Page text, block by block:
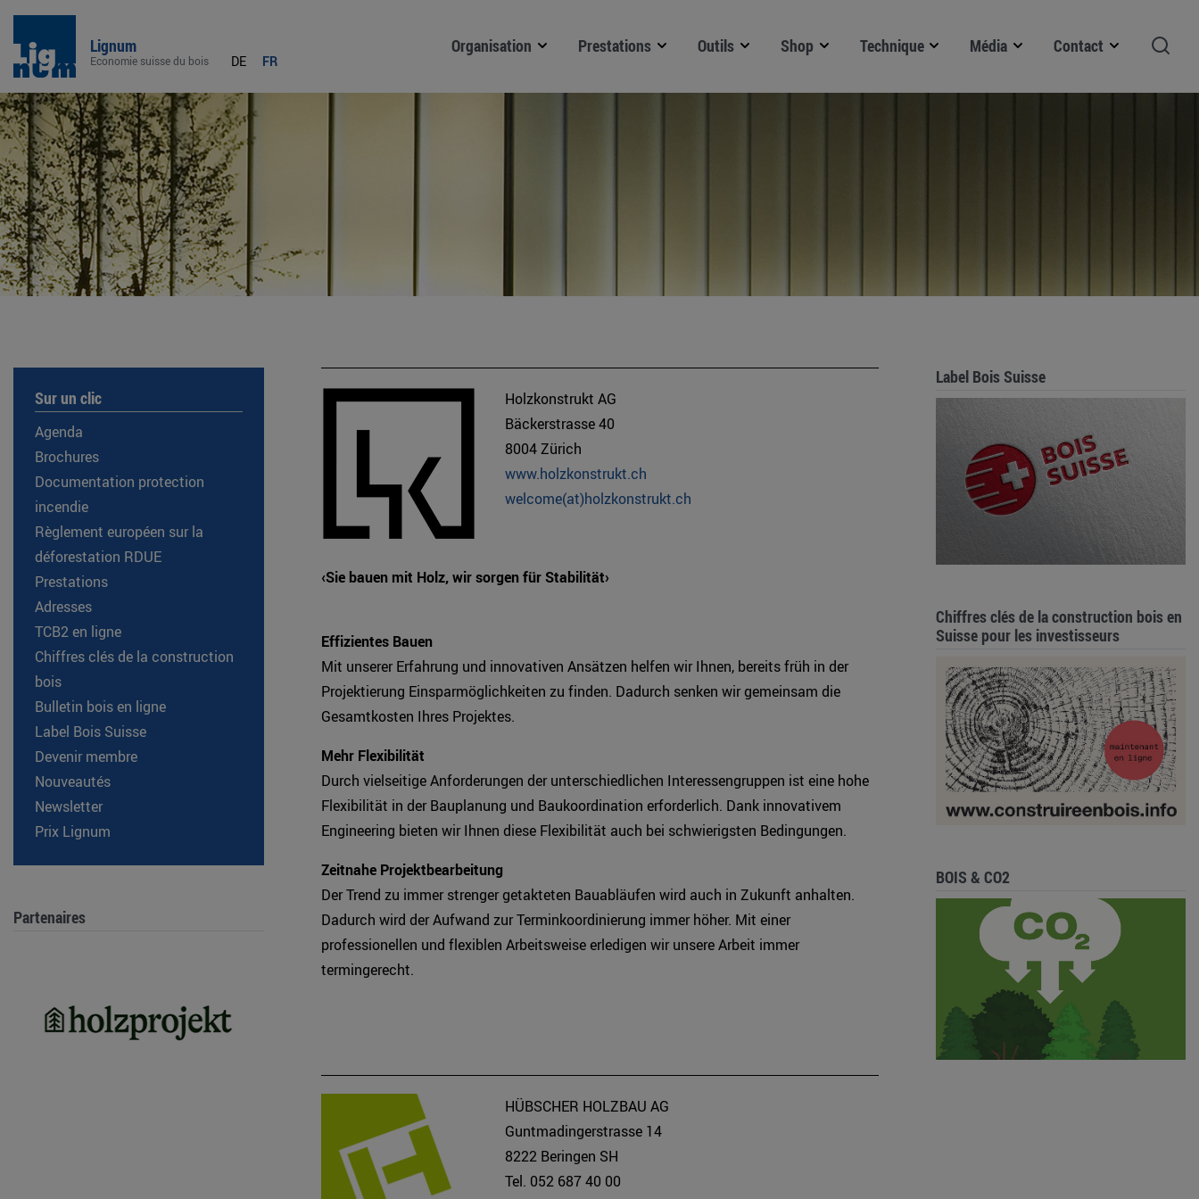
Lignum
Economie suisse du bois DE FR
Organisation Prestations Outils Shop Technique Média Contact
Sur un clic
Agenda
Brochures
Documentation protection
incendie
Règlement européen sur la
déforestation RDUE
Prestations
Adresses
TCB2 en ligne
Chiffres clés de la construction
bois
Bulletin bois en ligne
Label Bois Suisse
Devenir membre
Nouveautés
Newsletter
Prix Lignum
Partenaires
Holzkonstrukt AG
Bäckerstrasse 40
8004 Zürich
www.holzkonstrukt.ch
welcome(at)holzkonstrukt.ch
‹Sie bauen mit Holz, wir sorgen für Stabilität›
Effizientes Bauen
Mit unserer Erfahrung und innovativen Ansätzen helfen wir Ihnen, bereits früh in der
Projektierung Einsparmöglichkeiten zu finden. Dadurch senken wir gemeinsam die
Gesamtkosten Ihres Projektes.
Mehr Flexibilität
Durch vielseitige Anforderungen der unterschiedlichen Interessengruppen ist eine hohe
Flexibilität in der Bauplanung und Baukoordination erforderlich. Dank innovativem
Engineering bieten wir Ihnen diese Flexibilität auch bei schwierigsten Bedingungen.
Zeitnahe Projektbearbeitung
Der Trend zu immer strenger getakteten Bauabläufen wird auch in Zukunft anhalten.
Dadurch wird der Aufwand zur Terminkoordinierung immer höher. Mit einer
professionellen und flexiblen Arbeitsweise erledigen wir unsere Arbeit immer
termingerecht.
HÜBSCHER HOLZBAU AG
Guntmadingerstrasse 14
8222 Beringen SH
Tel. 052 687 40 00
Label Bois Suisse
Chiffres clés de la construction bois en
Suisse pour les investisseurs
BOIS & CO2